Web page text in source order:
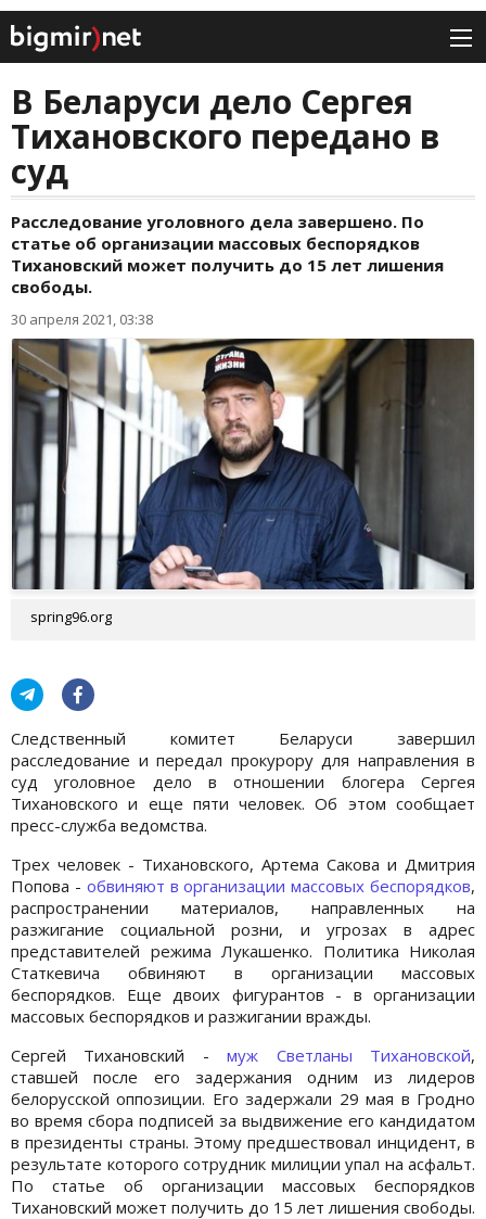
В Беларуси дело Сергея
Тихановского передано в
суд
Расследование уголовного дела завершено. По
статье об организации массовых беспорядков
Тихановский может получить до 15 лет лишения
свободы.
30 апреля 2021, 03:38
spring96.org
Следственный комитет Беларуси завершил
расследование и передал прокурору для направления в
суд уголовное дело в отношении блогера Сергея
Тихановского и еще пяти человек. Об этом сообщает
пресс-служба ведомства.
Трех человек - Тихановского, Артема Сакова и Дмитрия
Попова - обвиняют в организации массовых беспорядков,
распространении материалов, направленных на
разжигание социальной розни, и угрозах в адрес
представителей режима Лукашенко. Политика Николая
Статкевича обвиняют в организации массовых
беспорядков. Еще двоих фигурантов - в организации
массовых беспорядков и разжигании вражды.
Сергей Тихановский -муж Светланы Тихановской,
ставшей после его задержания одним из лидеров
белорусской оппозиции. Его задержали 29 мая в Гродно
во время сбора подписей за выдвижение его кандидатом
в президенты страны. Этому предшествовал инцидент, в
результате которого сотрудник милиции упал на асфальт.
По статье об организации массовых беспорядков
Тихановский может получить до 15 лет лишения свободы.